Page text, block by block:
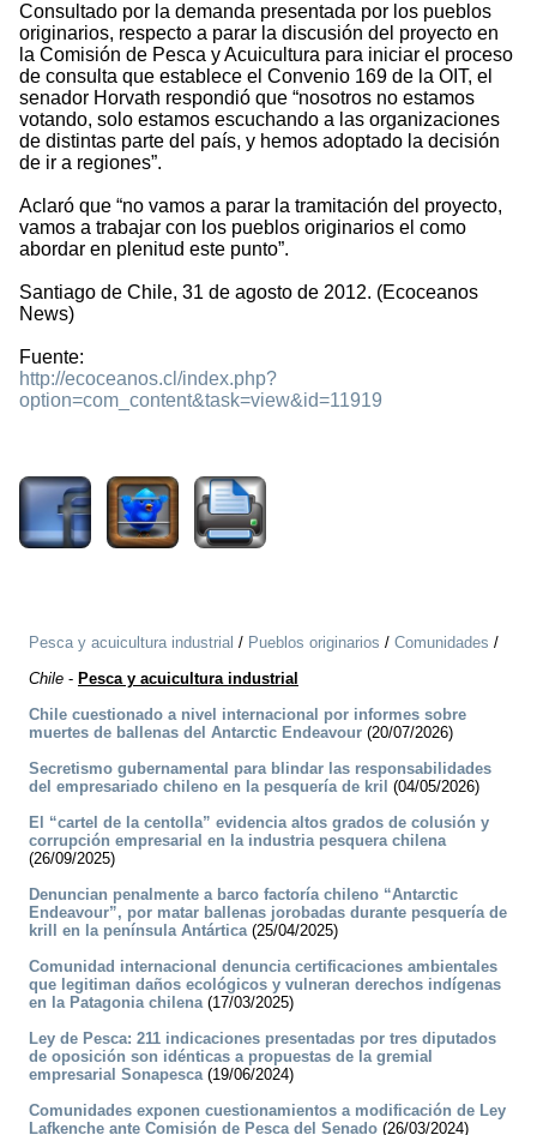
Consultado por la demanda presentada por los pueblos
originarios, respecto a parar la discusión del proyecto en
la Comisión de Pesca y Acuicultura para iniciar el proceso
de consulta que establece el Convenio 169 de la OIT, el
senador Horvath respondió que “nosotros no estamos
votando, solo estamos escuchando a las organizaciones
de distintas parte del país, y hemos adoptado la decisión
de ir a regiones”.
Aclaró que “no vamos a parar la tramitación del proyecto,
vamos a trabajar con los pueblos originarios el como
abordar en plenitud este punto”.
Santiago de Chile, 31 de agosto de 2012. (Ecoceanos
News)
Fuente:
http://ecoceanos.cl/index.php?
option=com_content&task=view&id=11919
Pesca y acuicultura industrial / Pueblos originarios / Comunidades /
Chile - Pesca y acuicultura industrial
Chile cuestionado a nivel internacional por informes sobre
muertes de ballenas del Antarctic Endeavour (20/07/2026)
Secretismo gubernamental para blindar las responsabilidades
del empresariado chileno en la pesquería de kril (04/05/2026)
El “cartel de la centolla” evidencia altos grados de colusión y
corrupción empresarial en la industria pesquera chilena
(26/09/2025)
Denuncian penalmente a barco factoría chileno “Antarctic
Endeavour”, por matar ballenas jorobadas durante pesquería de
krill en la península Antártica(25/04/2025)
Comunidad internacional denuncia certificaciones ambientales
que legitiman daños ecológicos y vulneran derechos indígenas
en la Patagonia chilena(17/03/2025)
Ley de Pesca: 211 indicaciones presentadas por tres diputados
de oposición son idénticas a propuestas de la gremial
empresarial Sonapesca(19/06/2024)
Comunidades exponen cuestionamientos a modificación de Ley
Lafkenche ante Comisión de Pesca del Senado (26/03/2024)